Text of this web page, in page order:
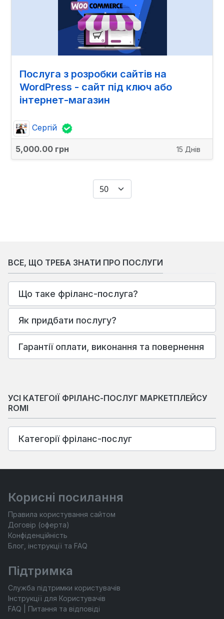
Послуга з розробки сайтів на
WordPress - сайт під ключ або
інтернет-магазин
Сергій
5,000.00 грн 15 Днів
Показувати
ВСЕ, ЩО ТРЕБА ЗНАТИ ПРО ПОСЛУГИ
Що таке фріланс-послуга?
Як придбати послугу?
Гарантії оплати, виконання та повернення
УСІ КАТЕГОІЇ ФРІЛАНС-ПОСЛУГ МАРКЕТПЛЕЙСУ
ROMI
Категорії фріланс-послуг
Корисні посилання
Правила користування сайтом
Договір (оферта)
Конфіденційність
Блог, інструкції та FAQ
Підтримка
Служба підтримки користувачів
Інструкції для Користувачів
FAQ | Питання та відповіді